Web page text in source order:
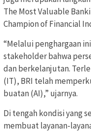
The Most Valuable
Champion of Financial
“Melalui penghargaan
stakeholder bahwa
dan berkelanjutan.
(IT), BRI telah
buatan (AI),” ujarnya.
Di tengah kondisi yang
membuat layanan-